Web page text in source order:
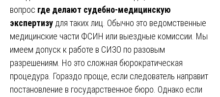
вопрос где делают судебно-медицинскую
экспертизу для таких лиц. Обычно это ведомственные
медицинские части ФСИН или выездные комиссии. Мы
имеем допуск к работе в СИЗО по разовым
разрешениям. Но это сложная бюрократическая
процедура. Гораздо проще, если следователь направит
постановление в государственное бюро. Однако если